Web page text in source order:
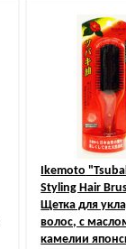
Ikemoto
Styling Hair
Щетка для
волос, с
камелии